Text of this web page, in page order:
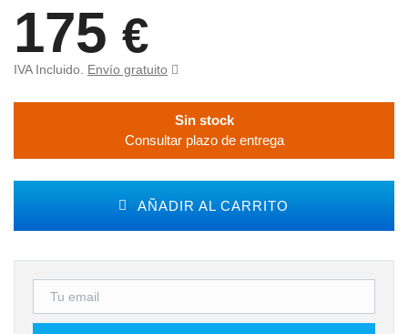
175 €
IVA Incluido. Envío gratuito
Sin stock
Consultar plazo de entrega
AÑADIR AL CARRITO